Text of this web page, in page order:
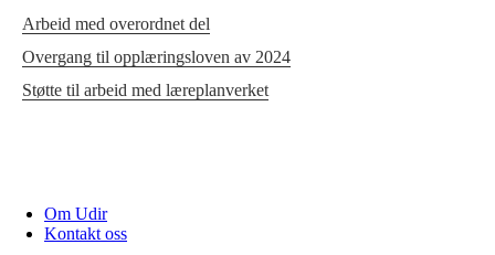
Arbeid med overordnet del
Overgang til opplæringsloven av 2024
Støtte til arbeid med læreplanverket
Om Udir
Kontakt oss